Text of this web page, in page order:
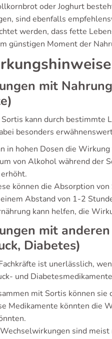
oder Joghurt
sind ebenfalls
werden, dass fette
günstigen Moment der
mit
kann durch
besonders
in hohen Dosen die
von Alkohol während der
können die Absorption
Abstand von 1-2
kann helfen, die
mit
Diabetes)
ist unerlässlich,
und
mit Sortis können
Medikamente könnten die
sind